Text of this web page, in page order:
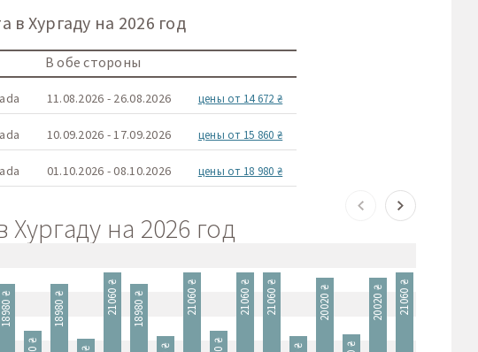
Хургаду на 2026 год
В обе стороны
11.08.2026 - 26.08.2026 цены от 14 672 ₴
10.09.2026 - 17.09.2026 цены от 15 860 ₴
01.10.2026 - 08.10.2026 цены от 18 980 ₴
на 2026 год
18980 ₴ 18980 ₴ 21060 ₴ 18980 ₴ 21060 ₴ 21060 ₴ 21060 ₴ 20020 ₴ 20020 ₴ 21060 ₴